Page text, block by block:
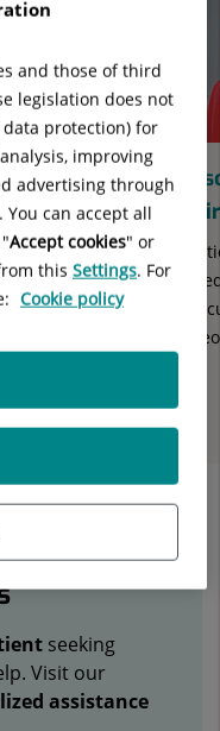
cumple
preparando
detalles.
mayor aventura
seeking
Visit our
assistance
and those of third
legislation does not
protection) for
improving
advertising through
can accept all
Accept cookies" or
this Settings. For
Cookie policy